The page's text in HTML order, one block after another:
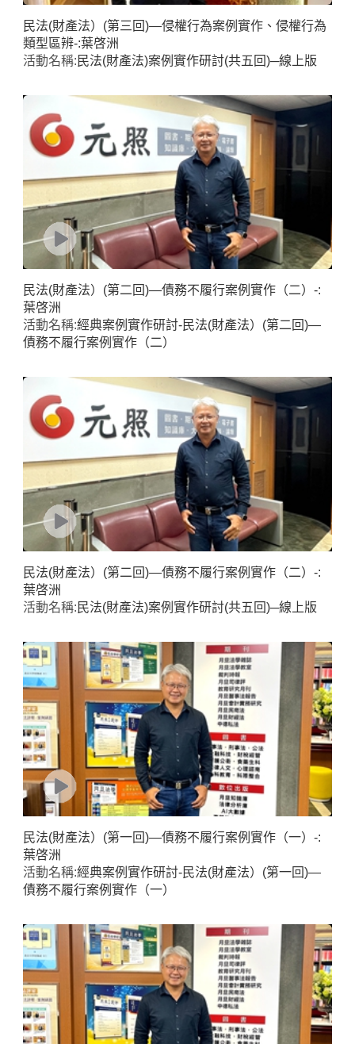
民法(財產法）(第三回)—侵權行為案例實作、侵權行為
類型區辨-:葉啓洲
活動名稱: 民法(財產法)案例實作研討(共五回)─線上版
民法(財產法）(第二回)—債務不履行案例實作（二）-:
葉啓洲
活動名稱:經典案例實作研討-民法(財產法）(第二回)—
債務不履行案例實作（二）
民法(財產法）(第二回)—債務不履行案例實作（二）-:
葉啓洲
活動名稱: 民法(財產法)案例實作研討(共五回)─線上版
民法(財產法）(第一回)—債務不履行案例實作（一）-:
葉啓洲
活動名稱:經典案例實作研討-民法(財產法）(第一回)—
債務不履行案例實作（一）